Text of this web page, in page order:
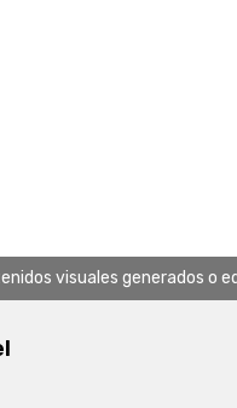
visuales generados o